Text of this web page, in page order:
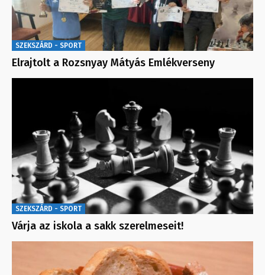
SZEKSZÁRD - SPORT
Elrajtolt a Rozsnyay Mátyás Emlékverseny
SZEKSZÁRD - SPORT
Várja az iskola a sakk szerelmeseit!